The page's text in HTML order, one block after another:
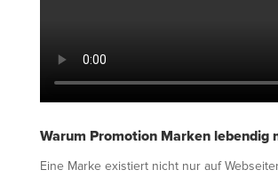
Warum Promotion Marken lebendig
Eine Marke existiert nicht nur auf